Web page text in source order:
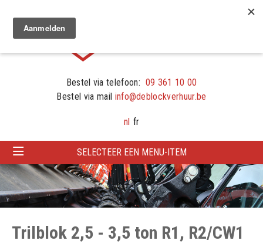
Bestel via telefoon: 09 361 10 00
Bestel via mail info@deblockverhuur.be
nl fr
SELECTEER EEN MENU-ITEM
Trilblok 2,5 - 3,5 ton R1, R2/CW1